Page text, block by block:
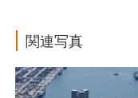
関連写真